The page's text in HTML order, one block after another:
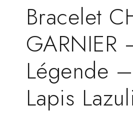
Bracelet
Légende
Lapis